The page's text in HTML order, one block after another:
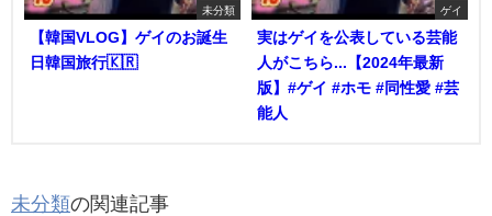
未分類
【韓国VLOG】ゲイのお誕生
日韓国旅行🇰🇷
ゲイ
実はゲイを公表している芸能
人がこちら...【2024年最新
版】#ゲイ #ホモ #同性愛 #芸
能人
未分類の関連記事